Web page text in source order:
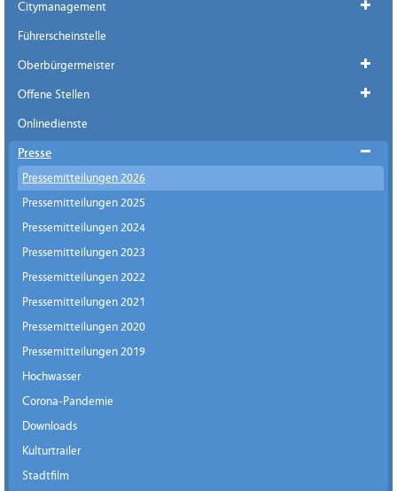
Citymanagement
Führerscheinstelle
Oberbürgermeister
Offene Stellen
Onlinedienste
Presse
Pressemitteilungen 2026
Pressemitteilungen 2025
Pressemitteilungen 2024
Pressemitteilungen 2023
Pressemitteilungen 2022
Pressemitteilungen 2021
Pressemitteilungen 2020
Pressemitteilungen 2019
Hochwasser
Corona-Pandemie
Downloads
Kulturtrailer
Stadtfilm